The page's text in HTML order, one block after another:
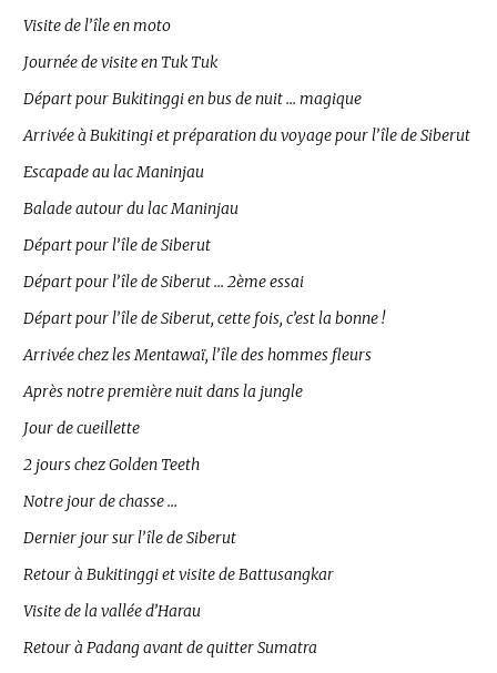
Visite de l’île en moto
Journée de visite en Tuk Tuk
Départ pour Bukitinggi en bus de nuit … magique
Arrivée à Bukitingi et préparation du voyage pour l’île de Siberut
Escapade au lac Maninjau
Balade autour du lac Maninjau
Départ pour l’île de Siberut
Départ pour l’île de Siberut … 2ème essai
Départ pour l’île de Siberut, cette fois, c’est la bonne !
Arrivée chez les Mentawaï, l’île des hommes fleurs
Après notre première nuit dans la jungle
Jour de cueillette
2 jours chez Golden Teeth
Notre jour de chasse …
Dernier jour sur l’île de Siberut
Retour à Bukitinggi et visite de Battusangkar
Visite de la vallée d’Harau
Retour à Padang avant de quitter Sumatra